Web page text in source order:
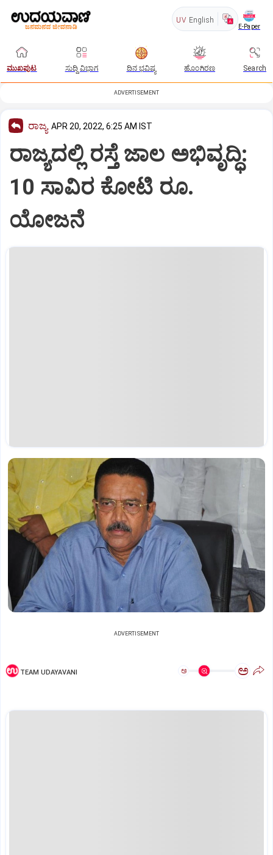
UV English
E-Paper
ಮುಖಪುಟ ಸುದ್ದಿ ವಿಭಾಗ ದಿನ ಭವಿಷ್ಯ ಹೊಂಗಿರಣ Search
ADVERTISEMENT
ರಾಜ್ಯ APR 20, 2022, 6:25 AM IST
ರಾಜ್ಯದಲ್ಲಿ ರಸ್ತೆ ಜಾಲ ಅಭಿವೃದ್ಧಿ:
10 ಸಾವಿರ ಕೋಟಿ ರೂ.
ಯೋಜನೆ
ADVERTISEMENT
TEAM UDAYAVANI ಅ ಅ